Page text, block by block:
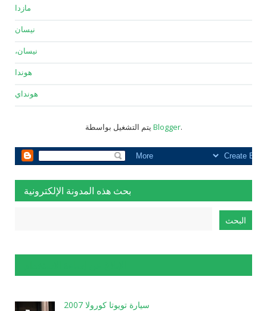
مازدا
نيسان
نيسان،
هوندا
هونداي
Blogger.
بحث هذه المدونة الإلكترونية
سيارة تويوتا كورولا 2007